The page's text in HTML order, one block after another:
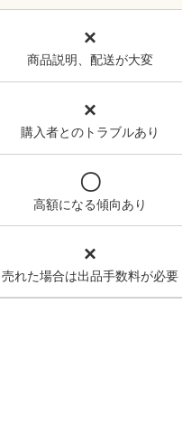
×
商品説明、配送が大変
×
購入者とのトラブルあり
〇
高額になる傾向あり
×
売れた場合は出品手数料が必要